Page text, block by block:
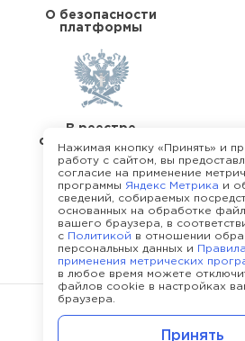
О безопасности
платформы
В реестре
операторов перс.
данных
О команде Happy
©2013 - 2026.
Политика
Нажимая кнопку «Принять» и
работу с сайтом, вы
согласие на применение
программы Яндекс Метрика и
сведений, собираемых
основанных на обработке
вашего браузера, в
с Политикой в отношении
персональных данных и
применения метрических
в любое время можете
файлов cookie в настройках
браузера.
Принять